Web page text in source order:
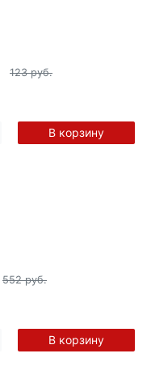
123 руб.
В корзину
552 руб.
В корзину